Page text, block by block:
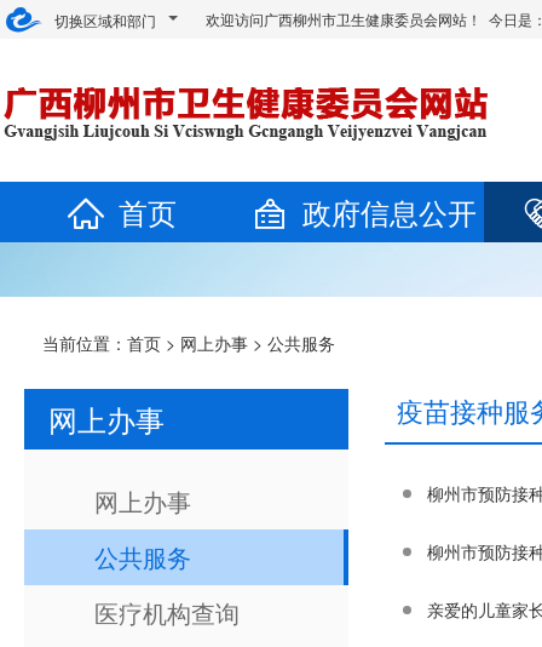
切换区域和部门 欢迎访问广西柳州市卫生健康委员会网站！ 今日是
首页 政府信息公开
当前位置： 首页 > 网上办事 > 公共服务
网上办事
网上办事
公共服务
医疗机构查询
疫苗接种服
柳州市预防接
柳州市预防接
亲爱的儿童家